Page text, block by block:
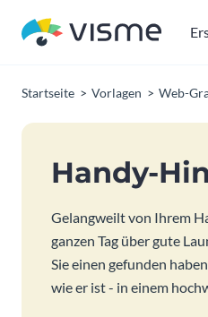
Startseite Vorlagen Web-
Handy-
Gelangweilt von Ihrem
ganzen Tag über gute
Sie einen gefunden
wie er ist - in einem